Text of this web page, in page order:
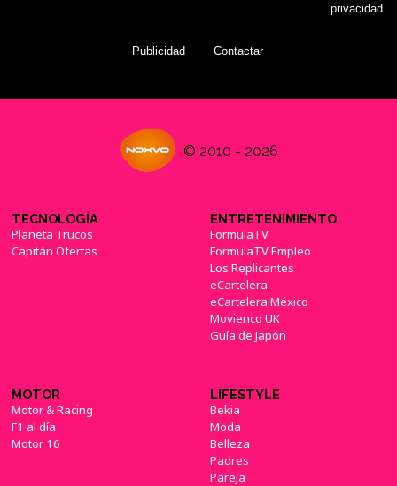
privacidad
Publicidad Contactar
© 2010 - 2026
TECNOLOGÍA
Planeta Trucos
Capitán Ofertas
ENTRETENIMIENTO
FormulaTV
FormulaTV Empleo
Los Replicantes
eCartelera
eCartelera México
Movienco UK
Guía de Japón
MOTOR
Motor & Racing
F1 al día
Motor 16
LIFESTYLE
Bekia
Moda
Belleza
Padres
Pareja